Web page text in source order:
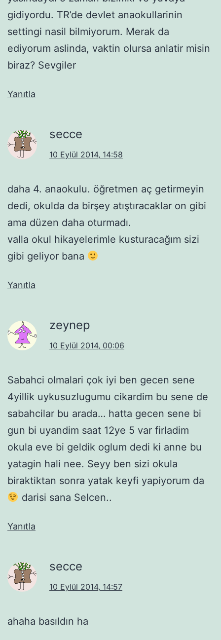
gidiyordu. TR’de devlet anaokullarinin
settingi nasil bilmiyorum. Merak da
ediyorum aslinda, vaktin olursa anlatir misin
biraz? Sevgiler
Yanıtla
secce
10 Eylül 2014, 14:58
daha 4. anaokulu. öğretmen aç getirmeyin
dedi, okulda da birşey atıştıracaklar on gibi
ama düzen daha oturmadı.
valla okul hikayelerimle kusturacağım sizi
gibi geliyor bana
Yanıtla
zeynep
10 Eylül 2014, 00:06
Sabahci olmalari çok iyi ben gecen sene
4yillik uykusuzlugumu cikardim bu sene de
sabahcilar bu arada… hatta gecen sene bi
gun bi uyandim saat 12ye 5 var firladim
okula eve bi geldik oglum dedi ki anne bu
yatagin hali nee. Seyy ben sizi okula
biraktiktan sonra yatak keyfi yapiyorum da
darisi sana Selcen..
Yanıtla
secce
10 Eylül 2014, 14:57
ahaha basıldın ha